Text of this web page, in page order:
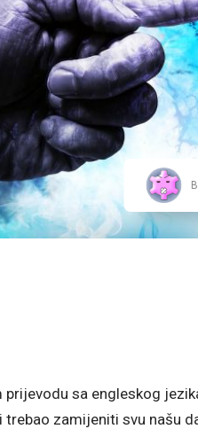
prijevodu sa engleskog
trebao zamijeniti svu našu